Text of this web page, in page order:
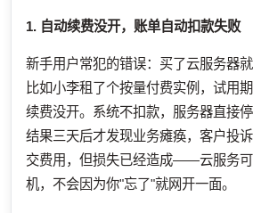
1. 自动续费没开，账单自动扣款失败
新手用户常犯的错误：买了云服务器就
比如小李租了个按量付费实例，试用
续费没开。系统不扣款，服务器直接
结果三天后才发现业务瘫痪，客户投
交费用，但损失已经造成——云服务
机，不会因为你"忘了"就网开一面。